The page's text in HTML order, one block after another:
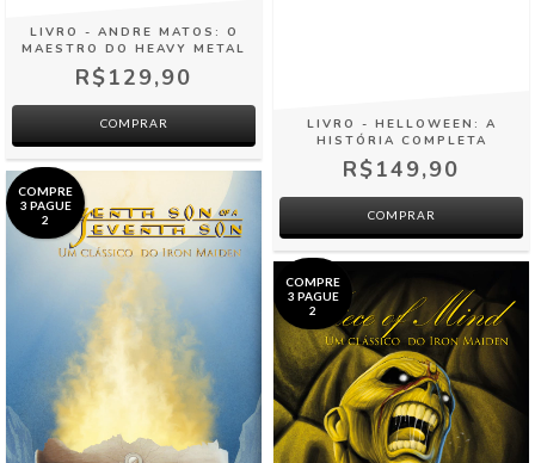
LIVRO - ANDRE MATOS: O
MAESTRO DO HEAVY METAL
R$129,90
COMPRAR
LIVRO - HELLOWEEN: A
HISTÓRIA COMPLETA
R$149,90
COMPRAR
COMPRE
3 PAGUE
2
COMPRE
3 PAGUE
2